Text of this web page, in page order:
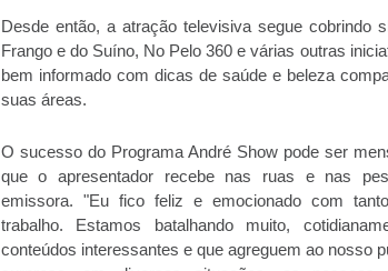
Desde então, a atração televisiva segue
Frango e do Suíno, No Pelo 360 e várias outras
bem informado com dicas de saúde e beleza
suas áreas.
O sucesso do Programa André Show pode ser
que o apresentador recebe nas ruas e nas
emissora. "Eu fico feliz e emocionado com
trabalho. Estamos batalhando muito,
conteúdos interessantes e que agreguem ao nosso